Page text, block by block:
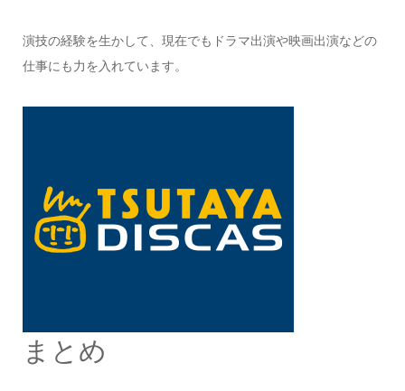
演技の経験を生かして、現在でもドラマ出演や映画出演などの
仕事にも力を入れています。
まとめ